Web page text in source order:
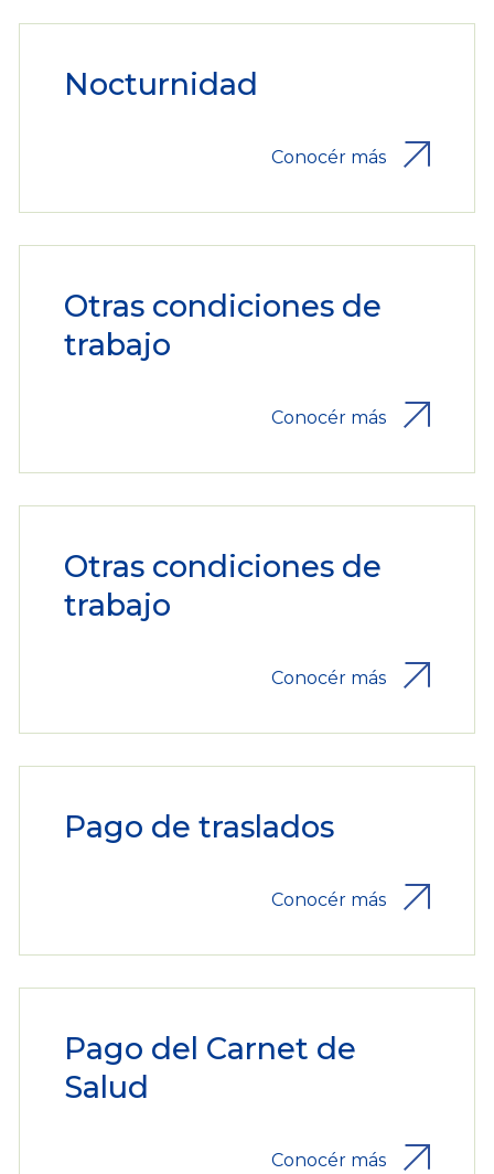
Nocturnidad
Conocér más
Otras condiciones de
trabajo
Conocér más
Otras condiciones de
trabajo
Conocér más
Pago de traslados
Conocér más
Pago del Carnet de
Salud
Conocér más